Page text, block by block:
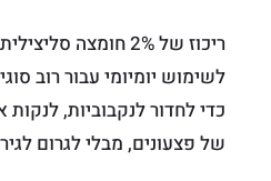
ריכוז של 2% חומצה
לשימוש יומיומי עבור רוב
כדי לחדור לנקבוביות, לנקות
של פצעונים, מבלי לגרום